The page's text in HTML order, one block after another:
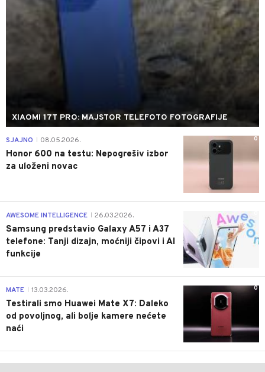
XIAOMI 17T PRO: MAJSTOR TELEFOTO FOTOGRAFIJE
0
SJAJNO 08.05.2026.
Honor 600 na testu: Nepogrešiv izbor
za uloženi novac
AWESOME INTELLIGENCE 26.03.2026.
Samsung predstavio Galaxy A57 i A37
telefone: Tanji dizajn, moćniji čipovi i AI
funkcije
0
MATE 13.03.2026.
Testirali smo Huawei Mate X7: Daleko
od povoljnog, ali bolje kamere nećete
naći